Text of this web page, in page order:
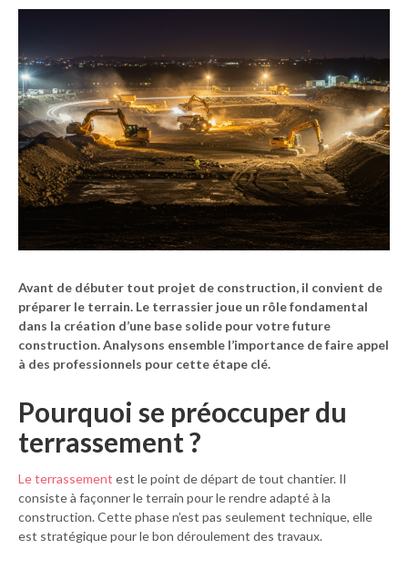
Avant de débuter tout projet de construction, il convient de
préparer le terrain. Le terrassier joue un rôle fondamental
dans la création d’une base solide pour votre future
construction. Analysons ensemble l’importance de faire appel
à des professionnels pour cette étape clé.
Pourquoi se préoccuper du
terrassement ?
Le terrassement est le point de départ de tout chantier. Il
consiste à façonner le terrain pour le rendre adapté à la
construction. Cette phase n’est pas seulement technique, elle
est stratégique pour le bon déroulement des travaux.